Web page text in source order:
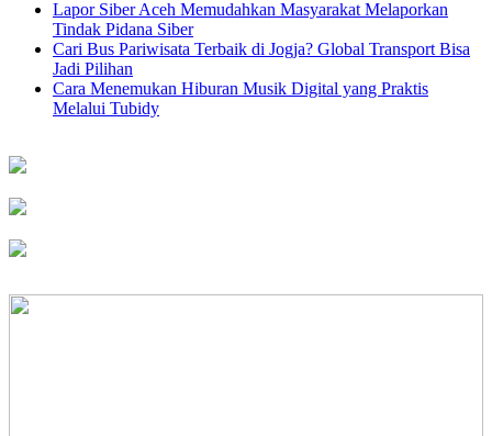
Lapor Siber Aceh Memudahkan Masyarakat Melaporkan
Tindak Pidana Siber
Cari Bus Pariwisata Terbaik di Jogja? Global Transport Bisa
Jadi Pilihan
Cara Menemukan Hiburan Musik Digital yang Praktis
Melalui Tubidy